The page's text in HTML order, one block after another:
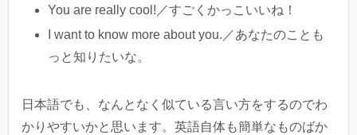
You are really cool!／すごくかっこいいね！
I want to know more about you.／あなたのことも
っと知りたいな。
日本語でも、なんとなく似ている言い方をするのでわ
かりやすいかと思います。英語自体も簡単なものばか